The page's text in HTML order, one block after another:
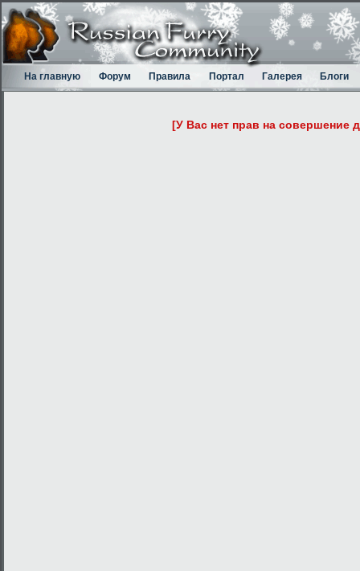
На главную Форум Правила Портал Галерея Блоги
[У Вас нет прав на совершение